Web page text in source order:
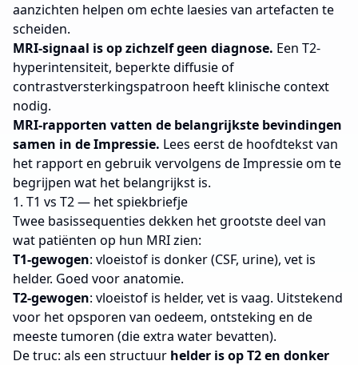
aanzichten helpen om echte laesies van artefacten te
scheiden.
MRI-signaal is op zichzelf geen diagnose. Een T2-
hyperintensiteit, beperkte diffusie of
contrastversterkingspatroon heeft klinische context
nodig.
MRI-rapporten vatten de belangrijkste bevindingen
samen in de Impressie. Lees eerst de hoofdtekst van
het rapport en gebruik vervolgens de Impressie om te
begrijpen wat het belangrijkst is.
1. T1 vs T2 — het spiekbriefje
Twee basissequenties dekken het grootste deel van
wat patiënten op hun MRI zien:
T1-gewogen: vloeistof is donker (CSF, urine), vet is
helder. Goed voor anatomie.
T2-gewogen: vloeistof is helder, vet is vaag. Uitstekend
voor het opsporen van oedeem, ontsteking en de
meeste tumoren (die extra water bevatten).
De truc: als een structuur helder is op T2 en donker